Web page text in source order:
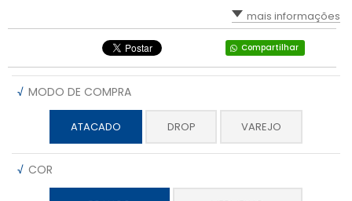
mais informações
Compartilhar
√ MODO DE COMPRA
ATACADO DROP VAREJO
√ COR